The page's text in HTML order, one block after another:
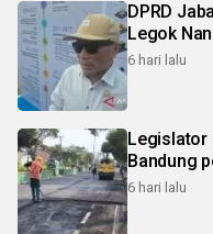
DPRD
Legok
6 hari lalu
Legislator : Rekonstruksi Jalan
Bandung
6 hari lalu